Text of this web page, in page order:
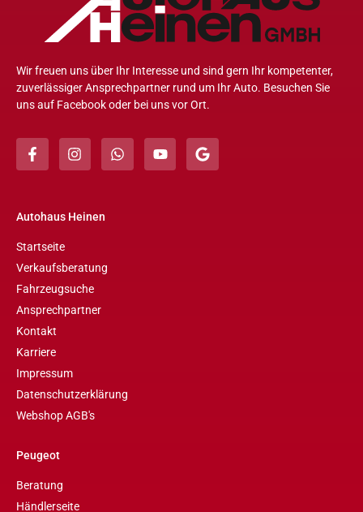
Wir freuen uns über Ihr Interesse und sind gern Ihr kompetenter,
zuverlässiger Ansprechpartner rund um Ihr Auto. Besuchen Sie
uns auf Facebook oder bei uns vor Ort.
Autohaus Heinen
Startseite
Verkaufsberatung
Fahrzeugsuche
Ansprechpartner
Kontakt
Karriere
Impressum
Datenschutzerklärung
Webshop AGB's
Peugeot
Beratung
Händlerseite